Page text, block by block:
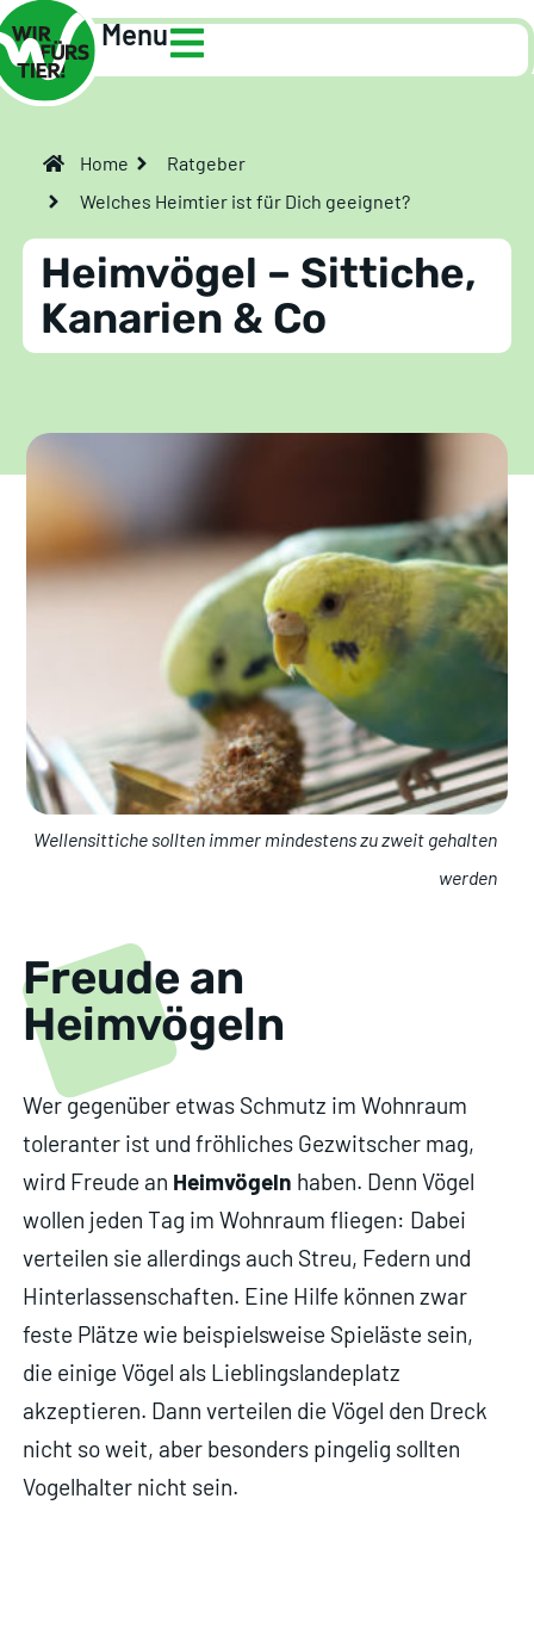
Menu
Home
Ratgeber
Welches Heimtier ist für Dich geeignet?
Heimvögel – Sittiche,
Kanarien & Co
Wellensittiche sollten immer mindestens zu zweit gehalten
werden
Freude an
Heimvögeln
Wer gegenüber etwas Schmutz im Wohnraum
toleranter ist und fröhliches Gezwitscher mag,
wird Freude an Heimvögeln haben. Denn Vögel
wollen jeden Tag im Wohnraum fliegen: Dabei
verteilen sie allerdings auch Streu, Federn und
Hinterlassenschaften. Eine Hilfe können zwar
feste Plätze wie beispielsweise Spieläste sein,
die einige Vögel als Lieblingslandeplatz
akzeptieren. Dann verteilen die Vögel den Dreck
nicht so weit, aber besonders pingelig sollten
Vogelhalter nicht sein.